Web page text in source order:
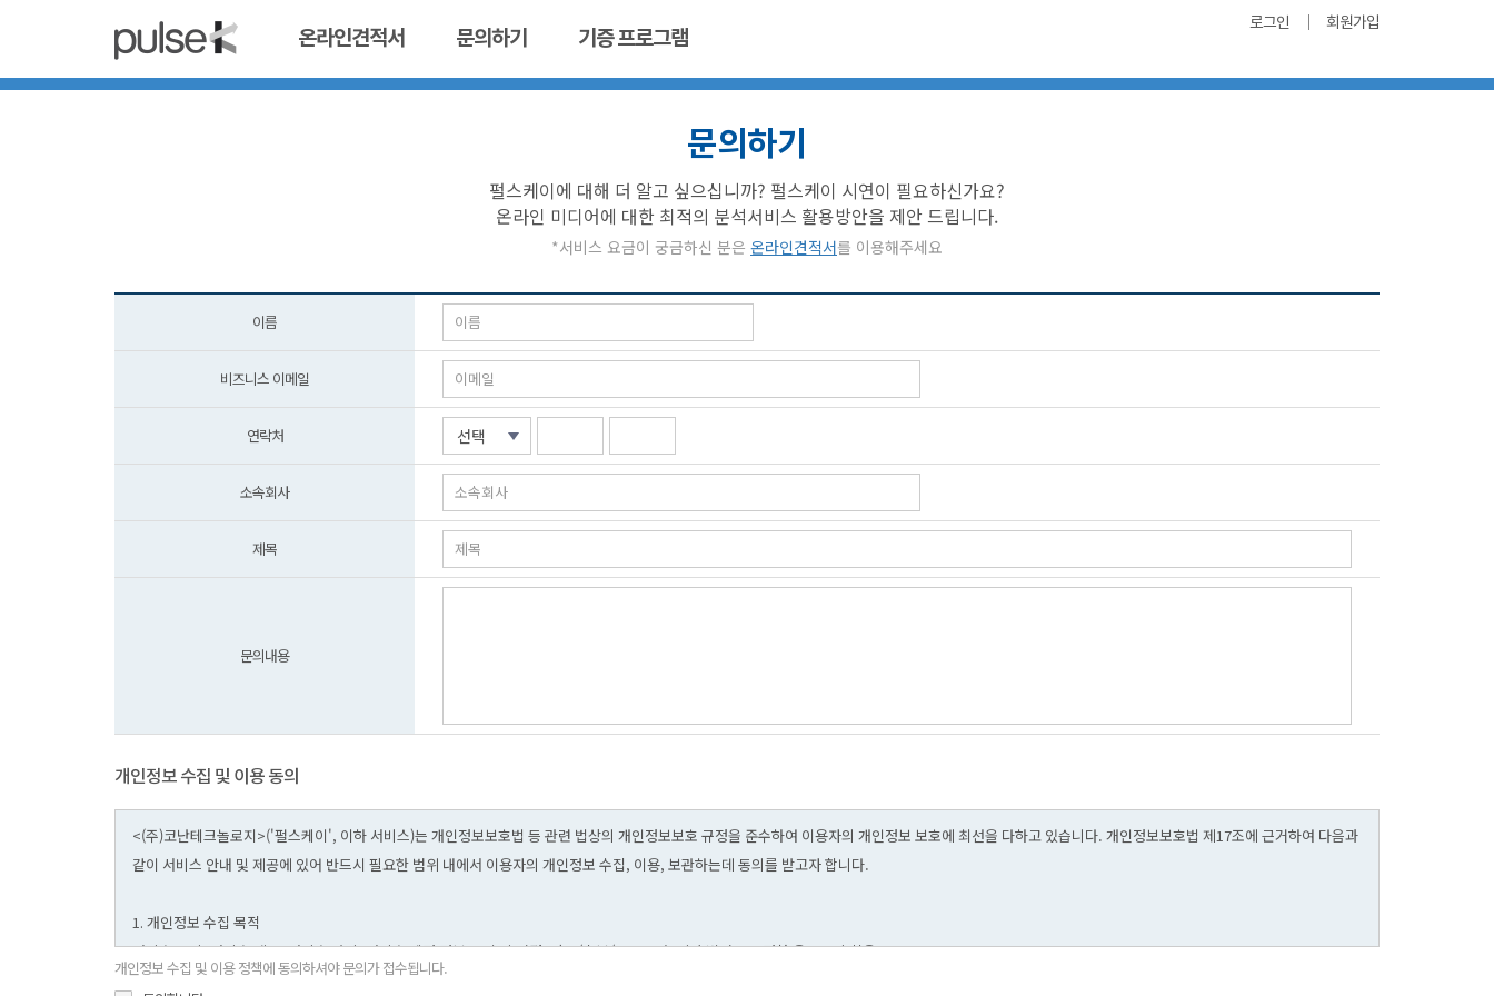
로그인 회원가입
온라인견적서 문의하기 기증 프로그램
문의하기
펄스케이에 대해 더 알고 싶으십니까? 펄스케이 시연이 필요하신가요?
온라인 미디어에 대한 최적의 분석서비스 활용방안을 제안 드립니다.
*서비스 요금이 궁금하신 분은 온라인견적서를 이용해주세요
이름
비즈니스 이메일
연락처 선택
소속회사
제목
문의내용
개인정보 수집 및 이용 동의
개인정보 수집 및 이용 정책에 동의하셔야 문의가 접수됩니다.